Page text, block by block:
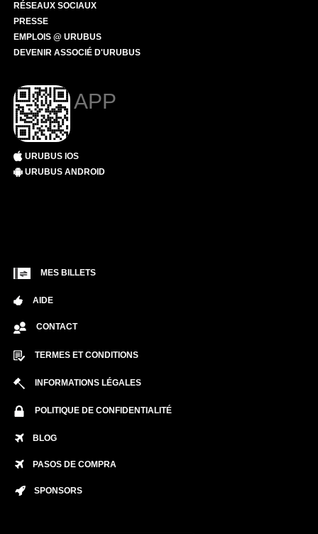
RÉSEAUX SOCIAUX
PRESSE
EMPLOIS @ URUBUS
DEVENIR ASSOCIÉ D'URUBUS
APP
URUBUS IOS
URUBUS ANDROID
MES BILLETS
AIDE
CONTACT
TERMES ET CONDITIONS
INFORMATIONS LÉGALES
POLITIQUE DE CONFIDENTIALITÉ
BLOG
PASOS DE COMPRA
SPONSORS